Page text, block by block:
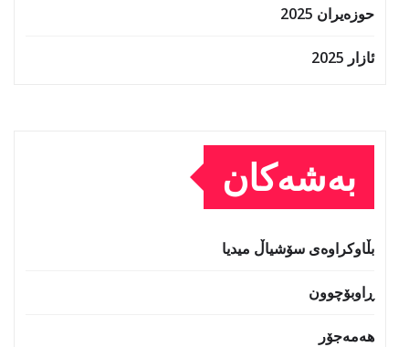
حوزه‌یران 2025
ئازار 2025
بەشەکان
بڵاوکراوەی سۆشیاڵ میدیا
ڕاوبۆچوون
هەمەجۆر